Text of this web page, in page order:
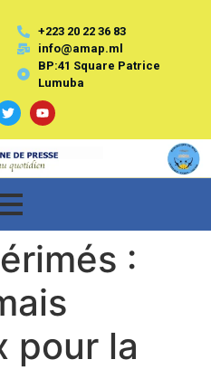
+223 20 22 36 83
info@amap.ml
BP:41 Square Patrice
Lumuba
:
pour la